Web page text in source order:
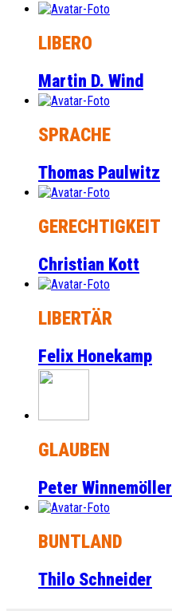
LIBERO
Martin D. Wind
SPRACHE
Thomas Paulwitz
GERECHTIGKEIT
Christian Kott
LIBERTÄR
Felix Honekamp
GLAUBEN
Peter Winnemöller
BUNTLAND
Thilo Schneider